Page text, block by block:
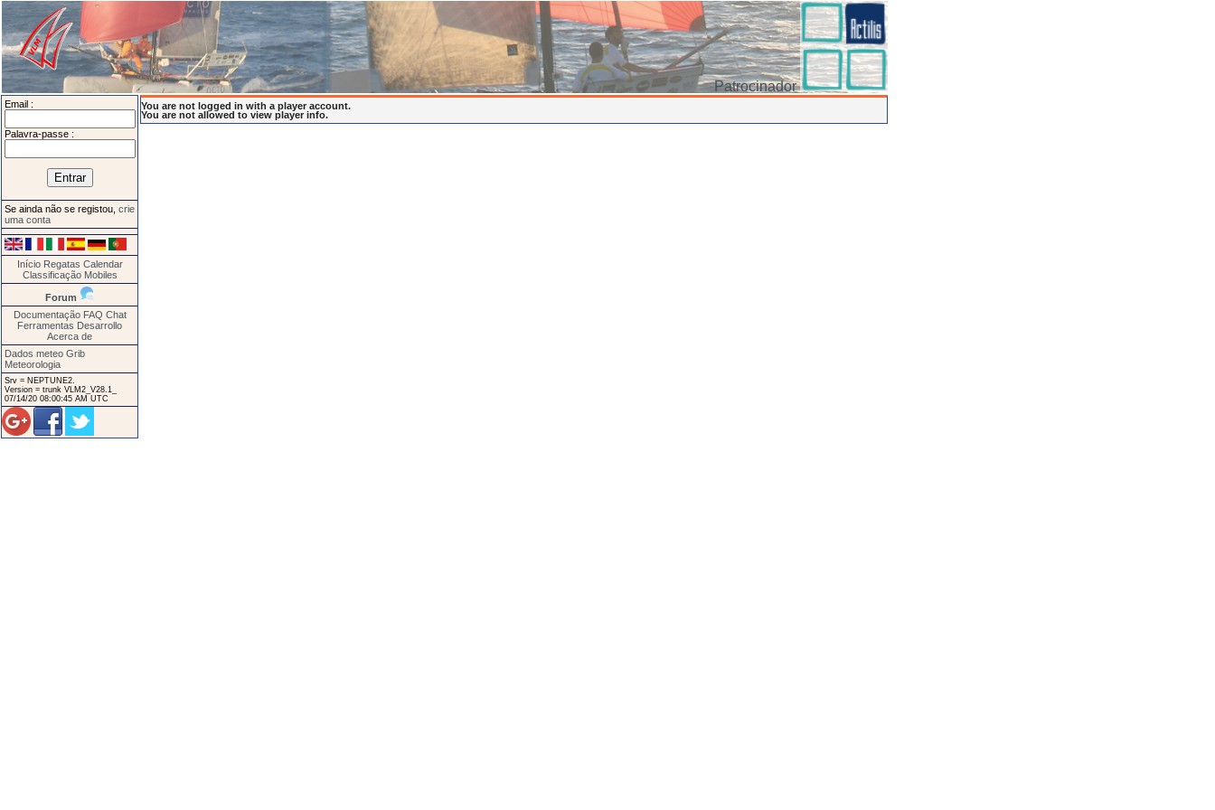
Patrocinador
Email :
Palavra-passe :
Se ainda não se registou, crie
uma conta
Início Regatas Calendar
Classificação Mobiles
Forum
Documentação FAQ Chat
Ferramentas Desarrollo
Acerca de
Dados meteo Grib
Meteorologia
Srv = NEPTUNE2.
Version = trunk VLM2_V28.1_
07/14/20 08:00:45 AM UTC
You are not logged in with a player account.
You are not allowed to view player info.